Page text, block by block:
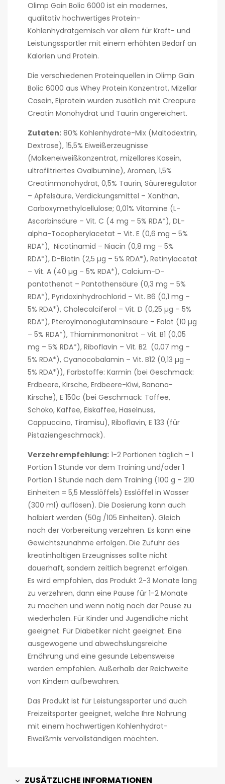
Olimp Gain Bolic 6000 ist ein modernes,
qualitativ hochwertiges Protein-
Kohlenhydratgemisch vor allem für Kraft- und
Leistungssportler mit einem erhöhten Bedarf an
Kalorien und Protein.
Die verschiedenen Proteinquellen in Olimp Gain
Bolic 6000 aus Whey Protein Konzentrat, Mizellar
Casein, Eiprotein wurden zusätlich mit Creapure
Creatin Monohydrat und Taurin angereichert.
Zutaten: 80% Kohlenhydrate-Mix (Maltodextrin,
Dextrose), 15,5% Eiweißerzeugnisse
(Molkeneiweißkonzentrat, mizellares Kasein,
ultrafiltriertes Ovalbumine), Aromen, 1,5%
Creatinmonohydrat, 0,5% Taurin, Säureregulator
– Apfelsäure, Verdickungsmittel – Xanthan,
Carboxymethylcellulose; 0,01% Vitamine (L-
Ascorbinsäure – Vit. C (4 mg – 5% RDA*), DL-
alpha-Tocopherylacetat – Vit. E (0,6 mg – 5%
RDA*), Nicotinamid – Niacin (0,8 mg – 5%
RDA*), D-Biotin (2,5 µg – 5% RDA*), Retinylacetat
– Vit. A (40 µg – 5% RDA*), Calcium-D-
pantothenat – Pantothensäure (0,3 mg – 5%
RDA*), Pyridoxinhydrochlorid – Vit. B6 (0,1 mg –
5% RDA*), Cholecalciferol – Vit. D (0,25 µg – 5%
RDA*), Pteroylmonoglutaminsäure – Folat (10 µg
– 5% RDA*), Thiaminmononitrat – Vit. B1 (0,05
mg – 5% RDA*), Riboflavin – Vit. B2 (0,07 mg –
5% RDA*), Cyanocobalamin – Vit. B12 (0,13 µg –
5% RDA*)), Farbstoffe: Karmin (bei Geschmack:
Erdbeere, Kirsche, Erdbeere-Kiwi, Banana-
Kirsche), E 150c (bei Geschmack: Toffee,
Schoko, Kaffee, Eiskaffee, Haselnuss,
Cappuccino, Tiramisu), Riboflavin, E 133 (für
Pistaziengeschmack).
Verzehrempfehlung: 1-2 Portionen täglich – 1
Portion 1 Stunde vor dem Training und/oder 1
Portion 1 Stunde nach dem Training (100 g – 210
Einheiten = 5,5 Messlöffels) Esslöffel in Wasser
(300 ml) auflösen). Die Dosierung kann auch
halbiert werden (50g /105 Einheiten). Gleich
nach der Vorbereitung verzehren. Es kann eine
Gewichtszunahme erfolgen. Die Zufuhr des
kreatinhaltigen Erzeugnisses sollte nicht
dauerhaft, sondern zeitlich begrenzt erfolgen.
Es wird empfohlen, das Produkt 2-3 Monate lang
zu verzehren, dann eine Pause für 1-2 Monate
zu machen und wenn nötig nach der Pause zu
wiederholen. Für Kinder und Jugendliche nicht
geeignet. Für Diabetiker nicht geeignet. Eine
ausgewogene und abwechslungsreiche
Ernährung und eine gesunde Lebensweise
werden empfohlen. Außerhalb der Reichweite
von Kindern aufbewahren.
Das Produkt ist für Leistungssporter und auch
Freizeitsporter geeignet, welche Ihre Nahrung
mit einem hochwertigen Kohlenhydrat-
Eiweißmix vervollständigen möchten.
ZUSÄTZLICHE INFORMATIONEN